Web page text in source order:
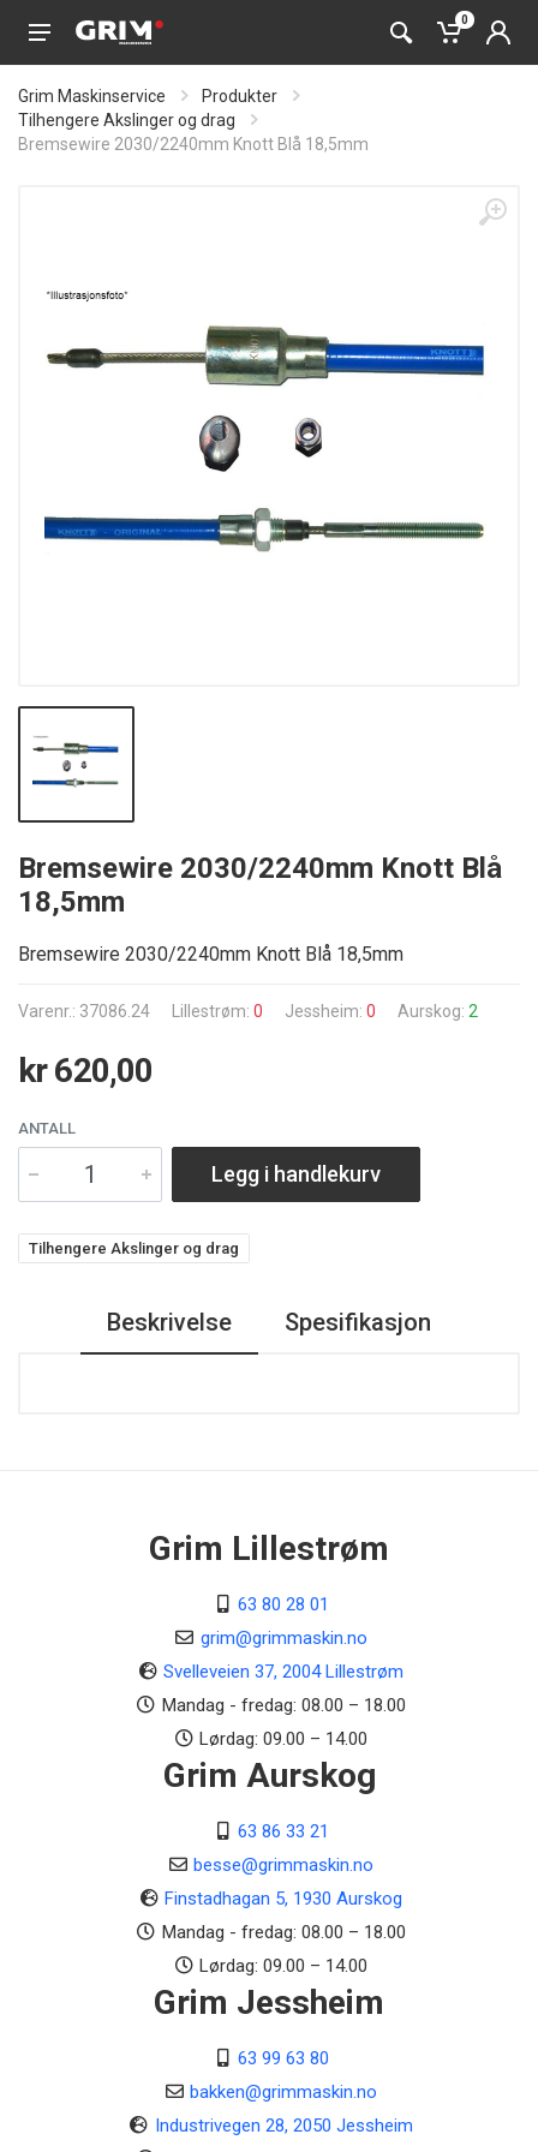
0
Grim Maskinservice
Produkter
Tilhengere Akslinger og drag
Bremsewire 2030/2240mm Knott Blå 18,5mm
Bremsewire 2030/2240mm Knott Blå
18,5mm
Bremsewire 2030/2240mm Knott Blå 18,5mm
Varenr.: 37086.24 Lillestrøm: 0 Jessheim: 0 Aurskog: 2
kr 620,00
ANTALL
Legg i handlekurv
Tilhengere Akslinger og drag
Beskrivelse Spesifikasjon
Grim Lillestrøm
63 80 28 01
grim@grimmaskin.no
Svelleveien 37, 2004 Lillestrøm
Mandag - fredag: 08.00 – 18.00
Lørdag: 09.00 – 14.00
Grim Aurskog
63 86 33 21
besse@grimmaskin.no
Finstadhagan 5, 1930 Aurskog
Mandag - fredag: 08.00 – 18.00
Lørdag: 09.00 – 14.00
Grim Jessheim
63 99 63 80
bakken@grimmaskin.no
Industrivegen 28, 2050 Jessheim